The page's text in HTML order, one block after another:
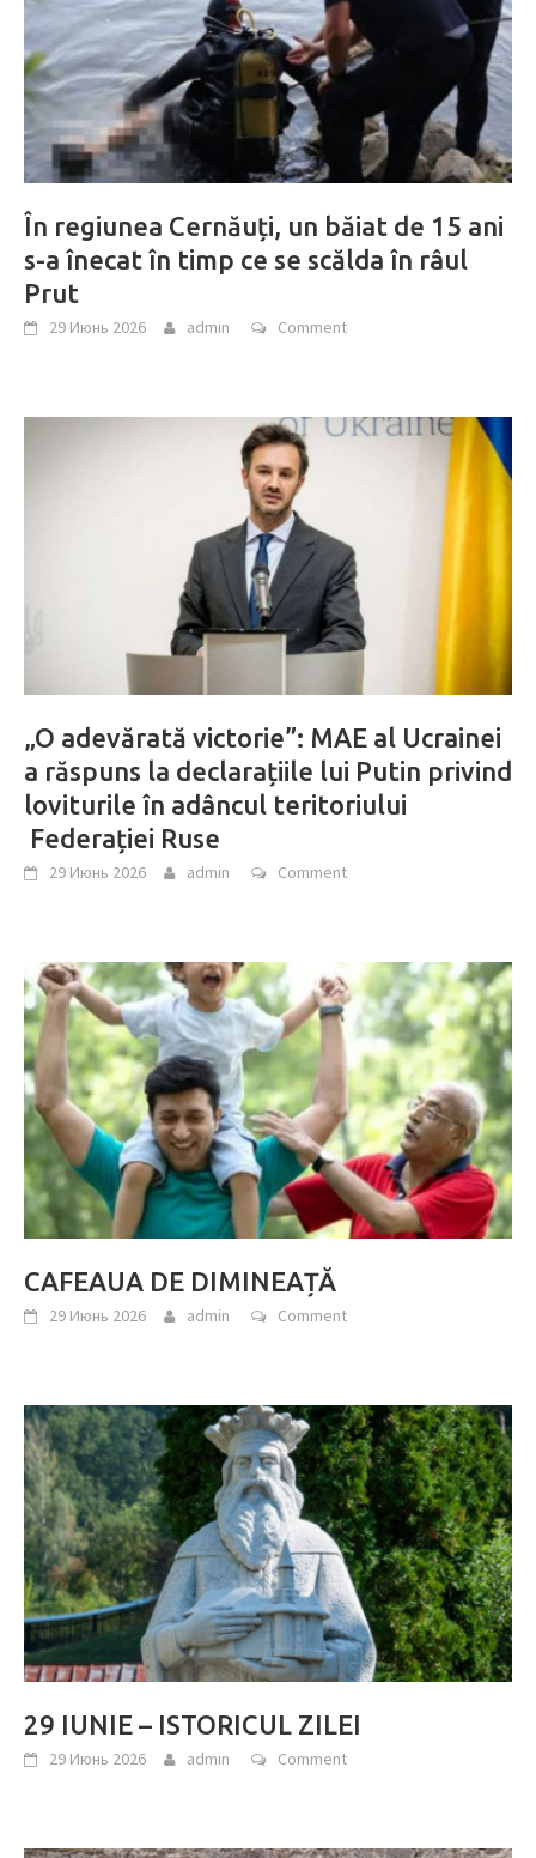
În regiunea Cernăuți, un băiat de 15 ani
s-a înecat în timp ce se scălda în râul
Prut
29 Июнь 2026 admin Comment
„O adevărată victorie”: MAE al Ucrainei
a răspuns la declarațiile lui Putin privind
loviturile în adâncul teritoriului
Federației Ruse
29 Июнь 2026 admin Comment
CAFEAUA DE DIMINEAȚĂ
29 Июнь 2026 admin Comment
29 IUNIE – ISTORICUL ZILEI
29 Июнь 2026 admin Comment